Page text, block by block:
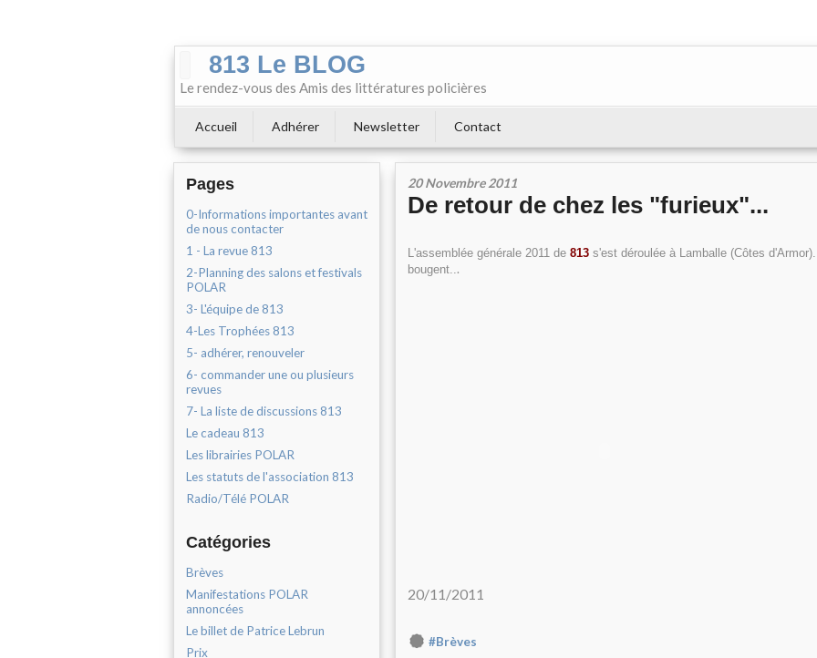
813 Le BLOG
Le rendez-vous des Amis des littératures policières
Accueil Adhérer Newsletter Contact
Pages
0-Informations importantes avant
de nous contacter
1 - La revue 813
2-Planning des salons et festivals
POLAR
3- L'équipe de 813
4-Les Trophées 813
5- adhérer, renouveler
6- commander une ou plusieurs
revues
7- La liste de discussions 813
Le cadeau 813
Les librairies POLAR
Les statuts de l'association 813
Radio/Télé POLAR
Catégories
Brèves
Manifestations POLAR
annoncées
Le billet de Patrice Lebrun
Prix
20 Novembre 2011
De retour de chez les "furieux"...
L'assemblée générale 2011 de 813 s'est déroulée à Lamballe (Côtes
bougent...
20/11/2011
#Brèves